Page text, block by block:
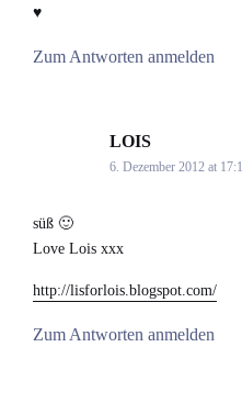
♥
Zum Antworten anmelden
LOIS
6. Dezember 2012 at
süß 🙂
Love Lois xxx
http://lisforlois.blogspot.com/
Zum Antworten anmelden